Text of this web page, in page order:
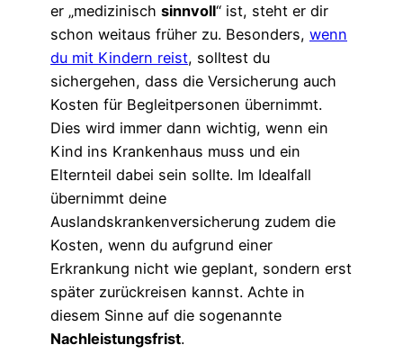
er „medizinisch sinnvoll“ ist, steht er dir
schon weitaus früher zu. Besonders, wenn
du mit Kindern reist, solltest du
sichergehen, dass die Versicherung auch
Kosten für Begleitpersonen übernimmt.
Dies wird immer dann wichtig, wenn ein
Kind ins Krankenhaus muss und ein
Elternteil dabei sein sollte. Im Idealfall
übernimmt deine
Auslandskrankenversicherung zudem die
Kosten, wenn du aufgrund einer
Erkrankung nicht wie geplant, sondern erst
später zurückreisen kannst. Achte in
diesem Sinne auf die sogenannte
Nachleistungsfrist.